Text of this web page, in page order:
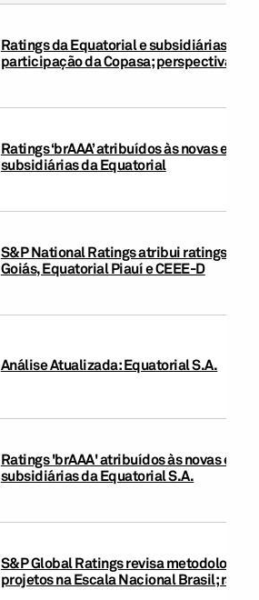
Ratings da Equatorial e subsidiárias
participação da Copasa; perspectiva
Ratings ‘brAAA’ atribuídos às novas
subsidiárias da Equatorial
S&P National Ratings atribui ratings às
Goiás, Equatorial Piauí e CEEE-D
Análise Atualizada: Equatorial S.A.
Ratings 'brAAA' atribuídos às novas
subsidiárias da Equatorial S.A.
S&P Global Ratings revisa
projetos na Escala Nacional Brasil;